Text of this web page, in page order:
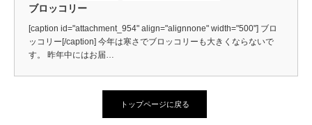
ブロッコリー
[caption id="attachment_954" align="alignnone" width="500"] ブロ
ッコリー[/caption] 今年は寒さでブロッコリーも大きくならないで
す。 昨年中にはお届…
トップページに戻る